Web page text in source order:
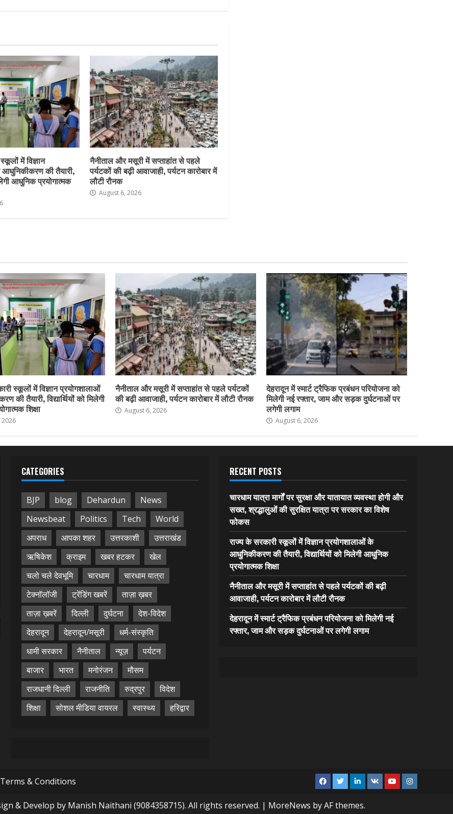
में विज्ञान
की तैयारी,
आधुनिक प्रयोगात्मक
नैनीताल और मसूरी में सप्ताहांत से पहले
पर्यटकों की बढ़ी आवाजाही, पर्यटन कारोबार में
लौटी रौनक
August 6, 2026
स्कूलों में विज्ञान प्रयोगशालाओं
की तैयारी, विद्यार्थियों को मिलेगी
शिक्षा
2026
नैनीताल और मसूरी में सप्ताहांत से पहले पर्यटकों
की बढ़ी आवाजाही, पर्यटन कारोबार में लौटी रौनक
August 6, 2026
देहरादून में स्मार्ट ट्रैफिक प्रबंधन परियोजना को
मिलेगी नई रफ्तार, जाम और सड़क दुर्घटनाओं पर
लगेगी लगाम
August 6, 2026
CATEGORIES
BJP blog Dehardun
News
Newsbeat
Politics Tech
World
अपराध
आपका शहर उत्तरकाशी
उत्तराखंड
ऋषिकेश
क्राइम खबर हटकर
खेल
चलो चले देवभूमि
चारधाम
चारधाम यात्रा
टेक्नॉलॉजी
ट्रेंडिंग खबरें
ताज़ा ख़बर
ताज़ा ख़बरें
दिल्ली दुर्घटना
देश-विदेश
देहरादून
देहरादून/मसूरी
धर्म-संस्कृति
धामी सरकार
नैनीताल न्यूज़
पर्यटन
बाजार
भारत मनोरंजन
मौसम
राजधानी दिल्ली
राजनीति रुद्रपुर
विदेश
शिक्षा
सोशल मीडिया वायरल स्वास्थ्य हरिद्वार
RECENT POSTS
चारधाम यात्रा मार्गों पर सुरक्षा और यातायात व्यवस्था होगी और
सख्त, श्रद्धालुओं की सुरक्षित यात्रा पर सरकार का विशेष
फोकस
राज्य के सरकारी स्कूलों में विज्ञान प्रयोगशालाओं के
आधुनिकीकरण की तैयारी, विद्यार्थियों को मिलेगी आधुनिक
प्रयोगात्मक शिक्षा
नैनीताल और मसूरी में सप्ताहांत से पहले पर्यटकों की बढ़ी
आवाजाही, पर्यटन कारोबार में लौटी रौनक
देहरादून में स्मार्ट ट्रैफिक प्रबंधन परियोजना को मिलेगी नई
रफ्तार, जाम और सड़क दुर्घटनाओं पर लगेगी लगाम
Terms & Conditions Facebook
TwitterLinkedin
VK YoutubeInstagram
& Develop by Manish Naithani (9084358715). All rights reserved. | MoreNews by AF themes.